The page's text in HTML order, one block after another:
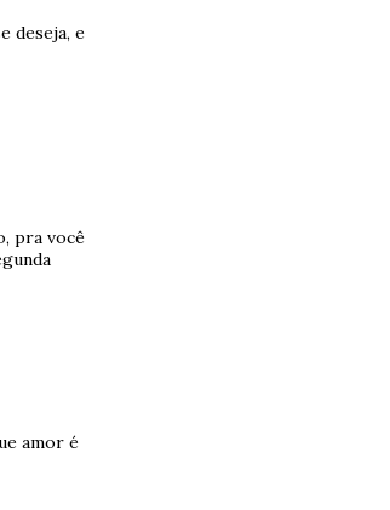
deseja, e
pra você
amor é